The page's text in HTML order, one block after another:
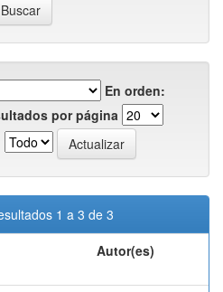
En orden:
por página
1 a 3 de 3
Autor(es)